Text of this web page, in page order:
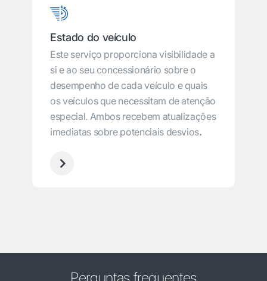
Estado do veículo
Este serviço proporciona visibilidade a
si e ao seu concessionário sobre o
desempenho de cada veículo e quais
os veículos que necessitam de atenção
especial. Ambos recebem atualizações
imediatas sobre potenciais desvios.